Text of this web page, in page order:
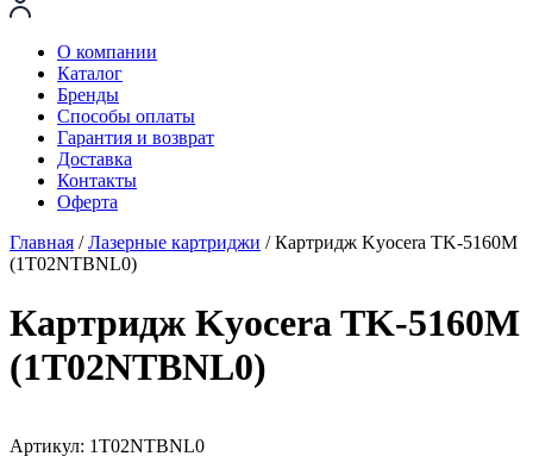
О компании
Каталог
Бренды
Способы оплаты
Гарантия и возврат
Доставка
Контакты
Оферта
Главная /Лазерные картриджи / Картридж Kyocera TK-5160M
(1T02NTBNL0)
Картридж Kyocera TK-5160M
(1T02NTBNL0)
Артикул: 1T02NTBNL0